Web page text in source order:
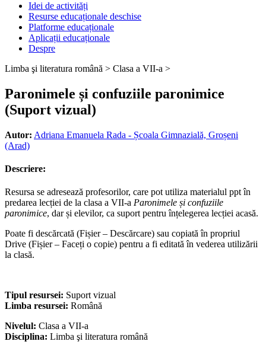
Idei de activități
Resurse educaționale deschise
Platforme educaționale
Aplicații educaționale
Despre
Limba şi literatura română > Clasa a VII-a >
Paronimele și confuziile paronimice
(Suport vizual)
Autor: Adriana Emanuela Rada - Școala Gimnazială, Groșeni
(Arad)
Descriere:
Resursa se adresează profesorilor, care pot utiliza materialul ppt în
predarea lecției de la clasa a VII-a Paronimele și confuziile
paronimice, dar și elevilor, ca suport pentru înțelegerea lecției acasă.
Poate fi descărcată (Fișier – Descărcare) sau copiată în propriul
Drive (Fișier – Faceți o copie) pentru a fi editată în vederea utilizării
la clasă.
Tipul resursei: Suport vizual
Limba resursei: Română
Nivelul: Clasa a VII-a
Disciplina: Limba şi literatura română